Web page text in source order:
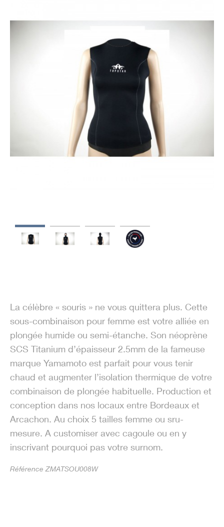
La célèbre « souris » ne vous quittera plus. Cette
sous-combinaison pour femme est votre alliée en
plongée humide ou semi-étanche. Son néoprène
SCS Titanium d’épaisseur 2.5mm de la fameuse
marque Yamamoto est parfait pour vous tenir
chaud et augmenter l’isolation thermique de votre
combinaison de plongée habituelle. Production et
conception dans nos locaux entre Bordeaux et
Arcachon. Au choix 5 tailles femme ou sru-
mesure. A customiser avec cagoule ou en y
inscrivant pourquoi pas votre surnom.
Référence ZMATSOU008W